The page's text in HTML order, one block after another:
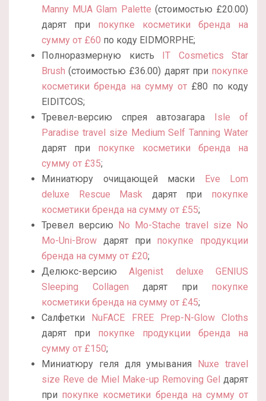
Manny MUA Glam Palette (стоимостью £20.00)
дарят при покупке косметики бренда на
сумму от £60 по коду EIDMORPHE;
Полноразмерную кисть IT Cosmetics Star
Brush (стоимостью £36.00) дарят при покупке
косметики бренда на сумму от £80 по коду
EIDITCOS;
Тревел-версию спрея автозагара Isle of
Paradise travel size Medium Self Tanning Water
дарят при покупке косметики бренда на
сумму от £35;
Миниатюру очищающей маски Eve Lom
deluxe Rescue Mask дарят при покупке
косметики бренда на сумму от £55;
Тревел версию No Mo-Stache travel size No
Mo-Uni-Brow дарят при покупке продукции
бренда на сумму от £20;
Делюкс-версиюAlgenist deluxe GENIUS
Sleeping Collagen дарят при покупке
косметики бренда на сумму от £45;
Салфетки NuFACE FREE Prep-N-Glow Cloths
дарят при покупке продукции бренда на
сумму от £150;
Миниатюру геля для умывания Nuxe travel
size Reve de Miel Make-up Removing Gel дарят
при покупке косметики бренда на сумму от